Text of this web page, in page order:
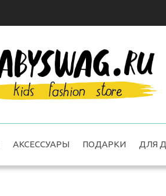
АКСЕССУАРЫ ПОДАРКИ ДЛЯ